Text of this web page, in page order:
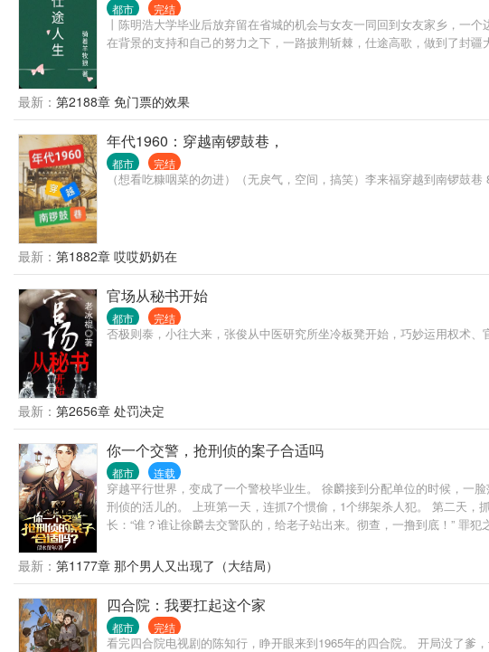
都市 完结
丨陈明浩大学毕业后放弃留在省城的机会与女友一同回到女友家乡，一
在背景的支持和自己的努力之下，一路披荆斩棘，仕途高歌，做到了封疆
最新： 第2188章 免门票的效果
年代1960：穿越南锣鼓巷，
都市 完结
（想看吃糠咽菜的勿进）（无戾气，空间，搞笑）李来福穿越到南锣鼓
最新： 第1882章 哎哎奶奶在
官场从秘书开始
都市 完结
否极则泰，小往大来，张俊从中医研究所坐冷板凳开始，巧妙运用权术、
最新： 第2656章 处罚决定
你一个交警，抢刑侦的案子合适吗
都市 连载
穿越平行世界，变成了一个警校毕业生。 徐麟接到分配单位的时候，一
刑侦的活儿的。 上班第一天，连抓7个惯偷，1个绑架杀人犯。 第二天
长：“谁？谁让徐麟去交警队的，给老子站出来。彻查，一撸到底！” 罪
最新： 第1177章 那个男人又出现了（大结局）
四合院：我要扛起这个家
都市 完结
看完四合院电视剧的陈知行，睁开眼来到1965年的四合院。 开局没了爹